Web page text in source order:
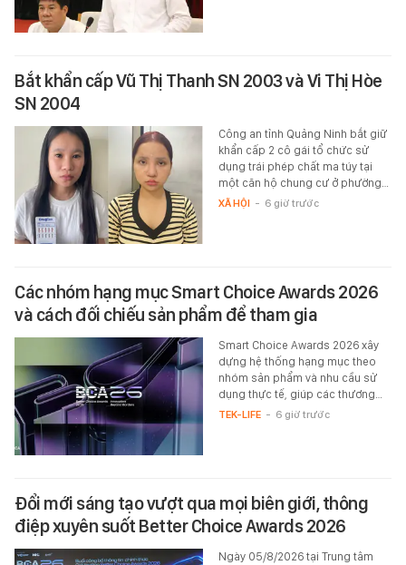
Bắt khẩn cấp Vũ Thị Thanh SN 2003 và Vi Thị Hòe
SN 2004
Công an tỉnh Quảng Ninh bắt giữ
khẩn cấp 2 cô gái tổ chức sử
dụng trái phép chất ma túy tại
một căn hộ chung cư ở phường…
XÃ HỘI - 6 giờ trước
Các nhóm hạng mục Smart Choice Awards 2026
và cách đối chiếu sản phẩm để tham gia
Smart Choice Awards 2026 xây
dựng hệ thống hạng mục theo
nhóm sản phẩm và nhu cầu sử
dụng thực tế, giúp các thương…
TEK-LIFE - 6 giờ trước
Đổi mới sáng tạo vượt qua mọi biên giới, thông
điệp xuyên suốt Better Choice Awards 2026
Ngày 05/8/2026 tại Trung tâm